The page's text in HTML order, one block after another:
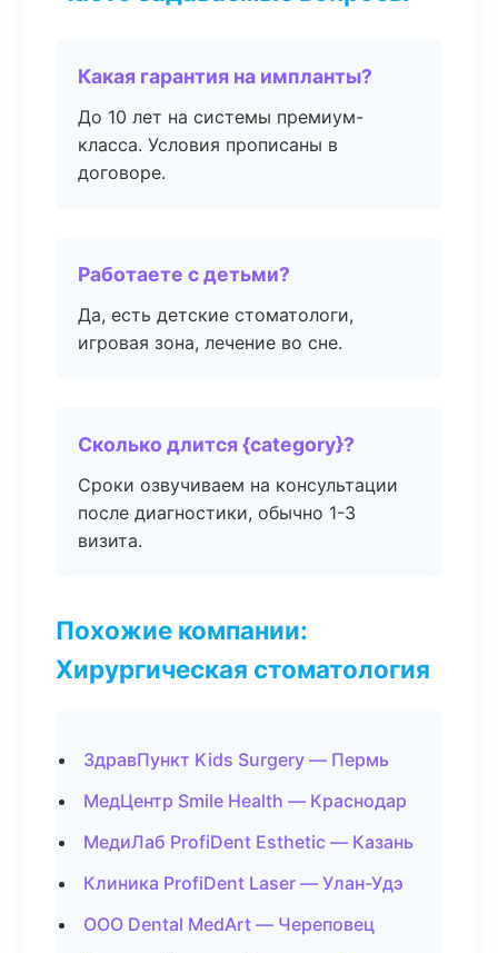
Какая гарантия на импланты?
До 10 лет на системы премиум-
класса. Условия прописаны в
договоре.
Работаете с детьми?
Да, есть детские стоматологи,
игровая зона, лечение во сне.
Сколько длится {category}?
Сроки озвучиваем на консультации
после диагностики, обычно 1-3
визита.
Похожие компании:
Хирургическая стоматология
ЗдравПункт Kids Surgery — Пермь
МедЦентр Smile Health — Краснодар
МедиЛаб ProfiDent Esthetic — Казань
Клиника ProfiDent Laser — Улан-Удэ
ООО Dental MedArt — Череповец